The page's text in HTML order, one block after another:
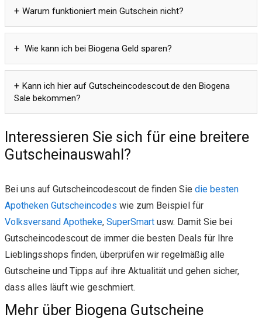
Warum funktioniert mein Gutschein nicht?
Wie kann ich bei Biogena Geld sparen?
Kann ich hier auf Gutscheincodescout.de den Biogena
Sale bekommen?
Interessieren Sie sich für eine breitere
Gutscheinauswahl?
Bei uns auf Gutscheincodescout de finden Sie die besten
Apotheken Gutscheincodes wie zum Beispiel für
Volksversand Apotheke, SuperSmart usw. Damit Sie bei
Gutscheincodescout de immer die besten Deals für Ihre
Lieblingsshops finden, überprüfen wir regelmäßig alle
Gutscheine und Tipps auf ihre Aktualität und gehen sicher,
dass alles läuft wie geschmiert.
Mehr über Biogena Gutscheine